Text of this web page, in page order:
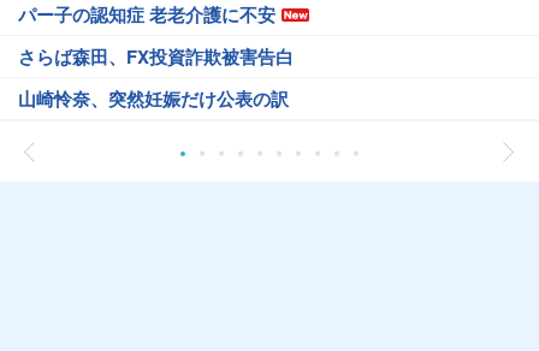
パー子の認知症 老老介護に不安
さらば森田、FX投資詐欺被害告白
山崎怜奈、突然妊娠だけ公表の訳